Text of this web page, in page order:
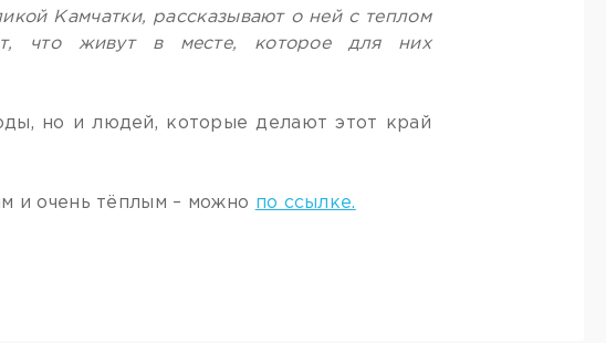
Камчатки, рассказывают о ней с теплом
что живут в месте, которое для них
но и людей, которые делают этот край
и очень тёплым – можно по ссылке.